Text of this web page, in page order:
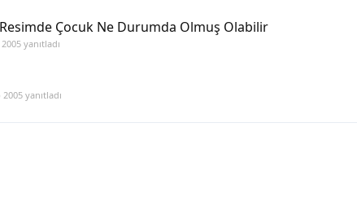
Çocuk Ne Durumda Olmuş Olabilir
yanıtladı
2005 yanıtladı